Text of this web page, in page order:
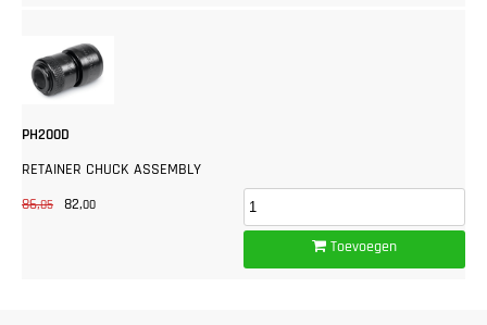
PH200D
RETAINER CHUCK ASSEMBLY
86,85 82,00
Toevoegen